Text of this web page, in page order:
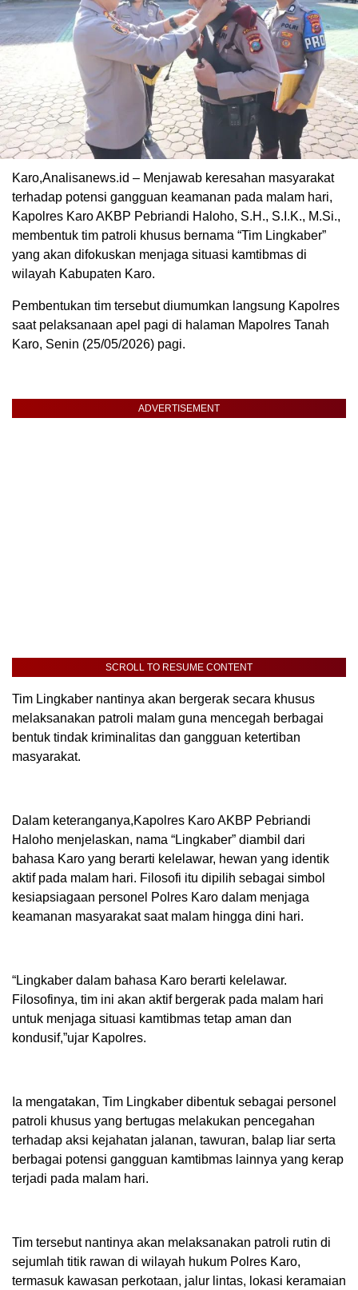
Karo,Analisanews.id – Menjawab keresahan masyarakat
terhadap potensi gangguan keamanan pada malam hari,
Kapolres Karo AKBP Pebriandi Haloho, S.H., S.I.K., M.Si.,
membentuk tim patroli khusus bernama “Tim Lingkaber”
yang akan difokuskan menjaga situasi kamtibmas di
wilayah Kabupaten Karo.
Pembentukan tim tersebut diumumkan langsung Kapolres
saat pelaksanaan apel pagi di halaman Mapolres Tanah
Karo, Senin (25/05/2026) pagi.
ADVERTISEMENT
SCROLL TO RESUME CONTENT
Tim Lingkaber nantinya akan bergerak secara khusus
melaksanakan patroli malam guna mencegah berbagai
bentuk tindak kriminalitas dan gangguan ketertiban
masyarakat.
Dalam keteranganya,Kapolres Karo AKBP Pebriandi
Haloho menjelaskan, nama “Lingkaber” diambil dari
bahasa Karo yang berarti kelelawar, hewan yang identik
aktif pada malam hari. Filosofi itu dipilih sebagai simbol
kesiapsiagaan personel Polres Karo dalam menjaga
keamanan masyarakat saat malam hingga dini hari.
“Lingkaber dalam bahasa Karo berarti kelelawar.
Filosofinya, tim ini akan aktif bergerak pada malam hari
untuk menjaga situasi kamtibmas tetap aman dan
kondusif,”ujar Kapolres.
Ia mengatakan, Tim Lingkaber dibentuk sebagai personel
patroli khusus yang bertugas melakukan pencegahan
terhadap aksi kejahatan jalanan, tawuran, balap liar serta
berbagai potensi gangguan kamtibmas lainnya yang kerap
terjadi pada malam hari.
Tim tersebut nantinya akan melaksanakan patroli rutin di
sejumlah titik rawan di wilayah hukum Polres Karo,
termasuk kawasan perkotaan, jalur lintas, lokasi keramaian